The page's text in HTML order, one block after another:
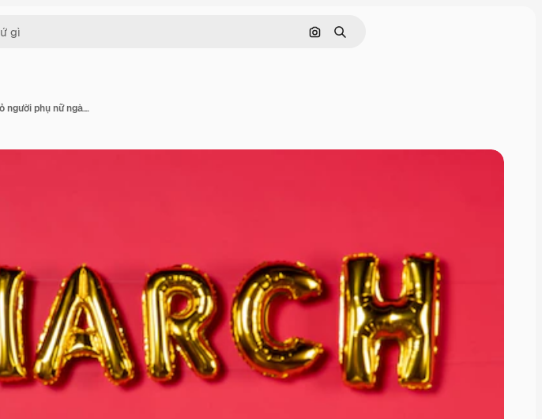
Tìm kiếm bằng hình ảnh
Tìm kiếm
Nhìn từ phía trước người phụ nữ trẻ đang cầm quà trên nền đỏ người phụ nữ ngày lễ vẻ đẹp bình đẳng mua sắm tình cảm ngang nữ tính tháng ba tình yêu